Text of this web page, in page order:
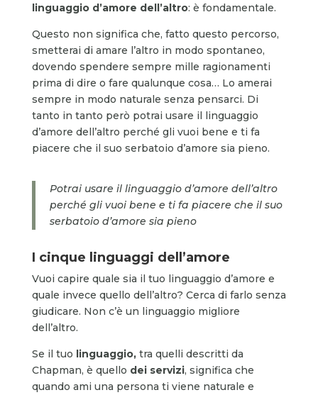
linguaggio d’amore dell’altro: è fondamentale.
Questo non significa che, fatto questo percorso,
smetterai di amare l’altro in modo spontaneo,
dovendo spendere sempre mille ragionamenti
prima di dire o fare qualunque cosa… Lo amerai
sempre in modo naturale senza pensarci. Di
tanto in tanto però potrai usare il linguaggio
d’amore dell’altro perché gli vuoi bene e ti fa
piacere che il suo serbatoio d’amore sia pieno.
Potrai usare il linguaggio d’amore dell’altro
perché gli vuoi bene e ti fa piacere che il suo
serbatoio d’amore sia pieno
I cinque linguaggi dell’amore
Vuoi capire quale sia il tuo linguaggio d’amore e
quale invece quello dell’altro? Cerca di farlo senza
giudicare. Non c’è un linguaggio migliore
dell’altro.
Se il tuo linguaggio, tra quelli descritti da
Chapman, è quello dei servizi, significa che
quando ami una persona ti viene naturale e